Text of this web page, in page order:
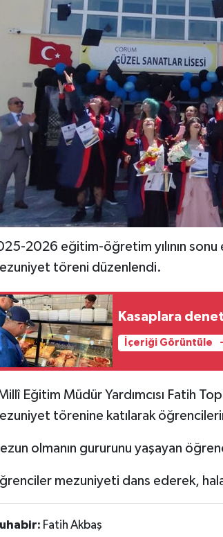
2026 eğitim-öğretim yılının
töreni düzenlendi.
Kasaplara
İçeriği Görüntüle
Millî Eğitim Müdür Yardımcısı Fatih
törenine katılarak
olmanın gururunu yaşayan
mezuniyeti dans ederek,
Fatih Akbaş